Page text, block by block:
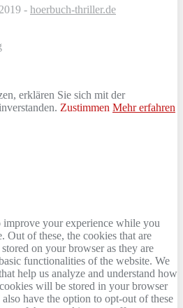
- hoerbuch-thriller.de
erklären Sie sich mit der
Zustimmen Mehr erfahren
improve your experience while you
Out of these, the cookies that are
on your browser as they are
functionalities of the website. We
help us analyze and understand how
will be stored in your browser
have the option to opt-out of these